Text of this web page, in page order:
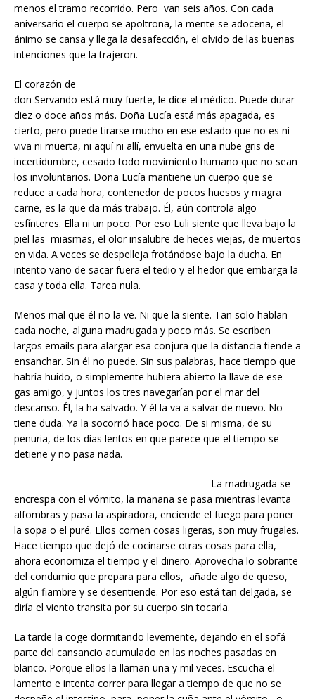
menos el tramo recorrido. Pero van seis años. Con cada
aniversario el cuerpo se apoltrona, la mente se adocena, el
ánimo se cansa y llega la desafección, el olvido de las buenas
intenciones que la trajeron.
El corazón de
don Servando está muy fuerte, le dice el médico. Puede durar
diez o doce años más. Doña Lucía está más apagada, es
cierto, pero puede tirarse mucho en ese estado que no es ni
viva ni muerta, ni aquí ni allí, envuelta en una nube gris de
incertidumbre, cesado todo movimiento humano que no sean
los involuntarios. Doña Lucía mantiene un cuerpo que se
reduce a cada hora, contenedor de pocos huesos y magra
carne, es la que da más trabajo. Él, aún controla algo
esfínteres. Ella ni un poco. Por eso Luli siente que lleva bajo la
piel las miasmas, el olor insalubre de heces viejas, de muertos
en vida. A veces se despelleja frotándose bajo la ducha. En
intento vano de sacar fuera el tedio y el hedor que embarga la
casa y toda ella. Tarea nula.
Menos mal que él no la ve. Ni que la siente. Tan solo hablan
cada noche, alguna madrugada y poco más. Se escriben
largos emails para alargar esa conjura que la distancia tiende a
ensanchar. Sin él no puede. Sin sus palabras, hace tiempo que
habría huido, o simplemente hubiera abierto la llave de ese
gas amigo, y juntos los tres navegarían por el mar del
descanso. Él, la ha salvado. Y él la va a salvar de nuevo. No
tiene duda. Ya la socorrió hace poco. De si misma, de su
penuria, de los días lentos en que parece que el tiempo se
detiene y no pasa nada.
La madrugada se
encrespa con el vómito, la mañana se pasa mientras levanta
alfombras y pasa la aspiradora, enciende el fuego para poner
la sopa o el puré. Ellos comen cosas ligeras, son muy frugales.
Hace tiempo que dejó de cocinarse otras cosas para ella,
ahora economiza el tiempo y el dinero. Aprovecha lo sobrante
del condumio que prepara para ellos, añade algo de queso,
algún fiambre y se desentiende. Por eso está tan delgada, se
diría el viento transita por su cuerpo sin tocarla.
La tarde la coge dormitando levemente, dejando en el sofá
parte del cansancio acumulado en las noches pasadas en
blanco. Porque ellos la llaman una y mil veces. Escucha el
lamento e intenta correr para llegar a tiempo de que no se